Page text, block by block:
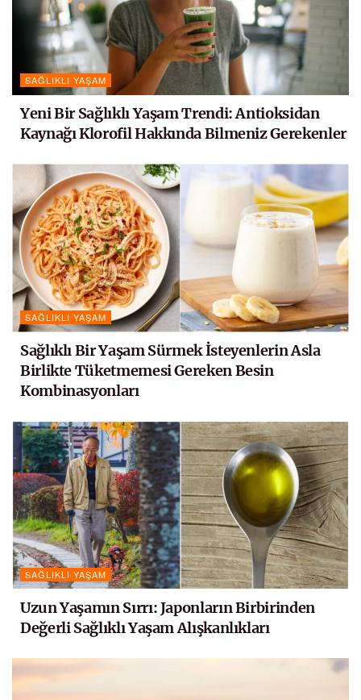
SAĞLIKLI YAŞAM
Yeni Bir Sağlıklı Yaşam Trendi: Antioksidan
Kaynağı Klorofil Hakkında Bilmeniz Gerekenler
SAĞLIKLI YAŞAM
Sağlıklı Bir Yaşam Sürmek İsteyenlerin Asla
Birlikte Tüketmemesi Gereken Besin
Kombinasyonları
SAĞLIKLI YAŞAM
Uzun Yaşamın Sırrı: Japonların Birbirinden
Değerli Sağlıklı Yaşam Alışkanlıkları